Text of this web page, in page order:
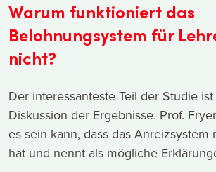
Warum funktioniert das
Belohnungsystem für
nicht?
Der interessanteste Teil der Studie
Diskussion der Ergebnisse. Prof.
es sein kann, dass das
hat und nennt als mögliche